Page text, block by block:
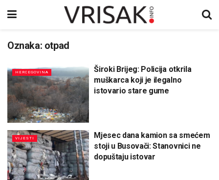
Oznaka: otpad
HERCEGOVINA
Široki Brijeg: Policija otkrila
muškarca koji je ilegalno
istovario stare gume
VIJESTI
Mjesec dana kamion sa smećem
stoji u Busovači: Stanovnici ne
dopuštaju istovar